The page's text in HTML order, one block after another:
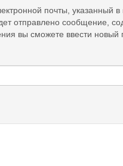
почты, указанный
отправлено сообщение,
вы сможете ввести новый